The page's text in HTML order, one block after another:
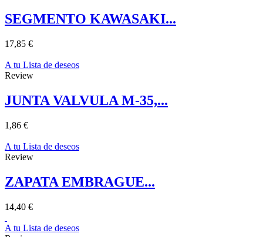
SEGMENTO KAWASAKI...
17,85 €
A tu Lista de deseos
Review
JUNTA VALVULA M-35,...
1,86 €
A tu Lista de deseos
Review
ZAPATA EMBRAGUE...
14,40 €
A tu Lista de deseos